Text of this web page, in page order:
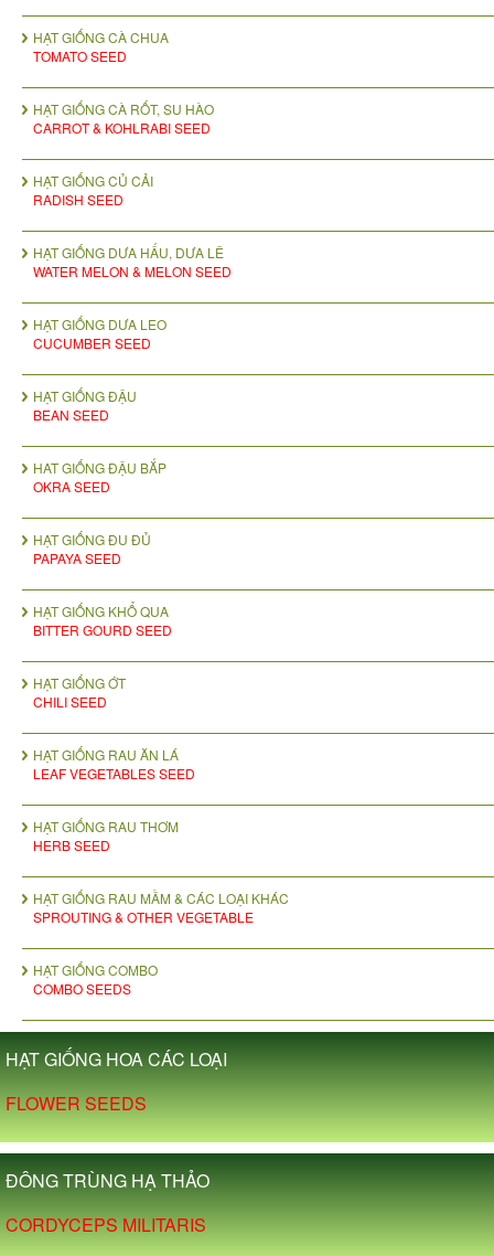
HẠT GIỐNG CÀ CHUA
TOMATO SEED
HẠT GIỐNG CÀ RỐT, SU HÀO
CARROT & KOHLRABI SEED
HẠT GIỐNG CỦ CẢI
RADISH SEED
HẠT GIỐNG DƯA HẤU, DƯA LÊ
WATER MELON & MELON SEED
HẠT GIỐNG DƯA LEO
CUCUMBER SEED
HẠT GIỐNG ĐẬU
BEAN SEED
HAT GIỐNG ĐẬU BẮP
OKRA SEED
HẠT GIỐNG ĐU ĐỦ
PAPAYA SEED
HẠT GIỐNG KHỔ QUA
BITTER GOURD SEED
HẠT GIỐNG ỚT
CHILI SEED
HẠT GIỐNG RAU ĂN LÁ
LEAF VEGETABLES SEED
HẠT GIỐNG RAU THƠM
HERB SEED
HẠT GIỐNG RAU MẦM & CÁC LOẠI KHÁC
SPROUTING & OTHER VEGETABLE
HẠT GIỐNG COMBO
COMBO SEEDS
HẠT GIỐNG HOA CÁC LOẠI
FLOWER SEEDS
ĐÔNG TRÙNG HẠ THẢO
CORDYCEPS MILITARIS